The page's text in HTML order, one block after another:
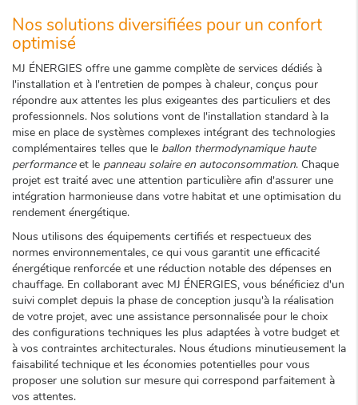
Nos solutions diversifiées pour un confort
optimisé
MJ ÉNERGIES offre une gamme complète de services dédiés à
l'installation et à l'entretien de pompes à chaleur, conçus pour
répondre aux attentes les plus exigeantes des particuliers et des
professionnels. Nos solutions vont de l'installation standard à la
mise en place de systèmes complexes intégrant des technologies
complémentaires telles que le ballon thermodynamique haute
performanceet le panneau solaire en autoconsommation. Chaque
projet est traité avec une attention particulière afin d'assurer une
intégration harmonieuse dans votre habitat et une optimisation du
rendement énergétique.
Nous utilisons des équipements certifiés et respectueux des
normes environnementales, ce qui vous garantit une efficacité
énergétique renforcée et une réduction notable des dépenses en
chauffage. En collaborant avec MJ ÉNERGIES, vous bénéficiez d'un
suivi complet depuis la phase de conception jusqu'à la réalisation
de votre projet, avec une assistance personnalisée pour le choix
des configurations techniques les plus adaptées à votre budget et
à vos contraintes architecturales. Nous étudions minutieusement la
faisabilité technique et les économies potentielles pour vous
proposer une solution sur mesure qui correspond parfaitement à
vos attentes.